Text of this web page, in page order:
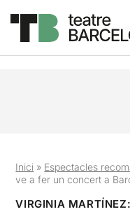
Inici » Espectacles
ve a fer un concert a
VIRGINIA